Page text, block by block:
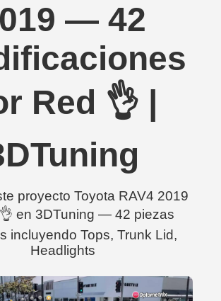
— 42
Red 👌 |
proyecto Toyota RAV4 2019
en 3DTuning — 42 piezas
incluyendo Tops, Trunk Lid,
Headlights